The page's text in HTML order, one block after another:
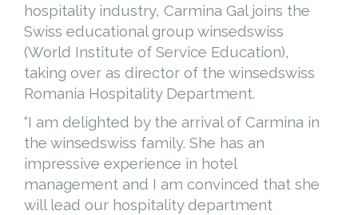
hospitality industry, Carmina Gal joins the
Swiss educational group winsedswiss
(World Institute of Service Education),
taking over as director of the winsedswiss
Romania Hospitality Department.
“I am delighted by the arrival of Carmina in
the winsedswiss family. She has an
impressive experience in hotel
management and I am convinced that she
will lead our hospitality department